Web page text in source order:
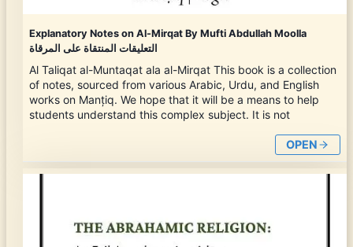
Explanatory Notes on Al-Mirqat By Mufti Abdullah Moolla
التعليقات المنتقاة على المرقاة
Al Taliqat al-Muntaqat ala al-Mirqat This book is a collection
of notes, sourced from various Arabic, Urdu, and English
works on Manțiq. We hope that it will be a means to help
students understand this complex subject. It is not
OPEN